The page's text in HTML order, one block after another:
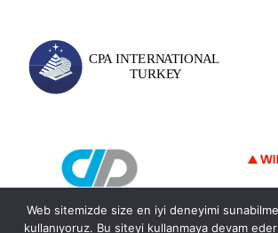
Web sitemizde size en iyi deneyimi
kullanıyoruz. Bu siteyi kullanmaya devam